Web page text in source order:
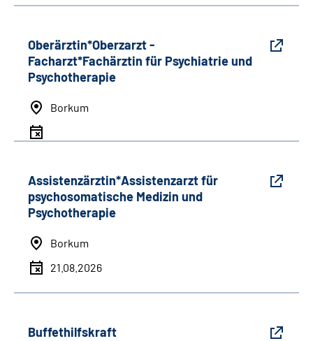
Oberärztin*Oberzarzt -
Facharzt*Fachärztin für Psychiatrie und
Psychotherapie
Borkum
Assistenzärztin*Assistenzarzt für
psychosomatische Medizin und
Psychotherapie
Borkum
21.08.2026
Buffethilfskraft